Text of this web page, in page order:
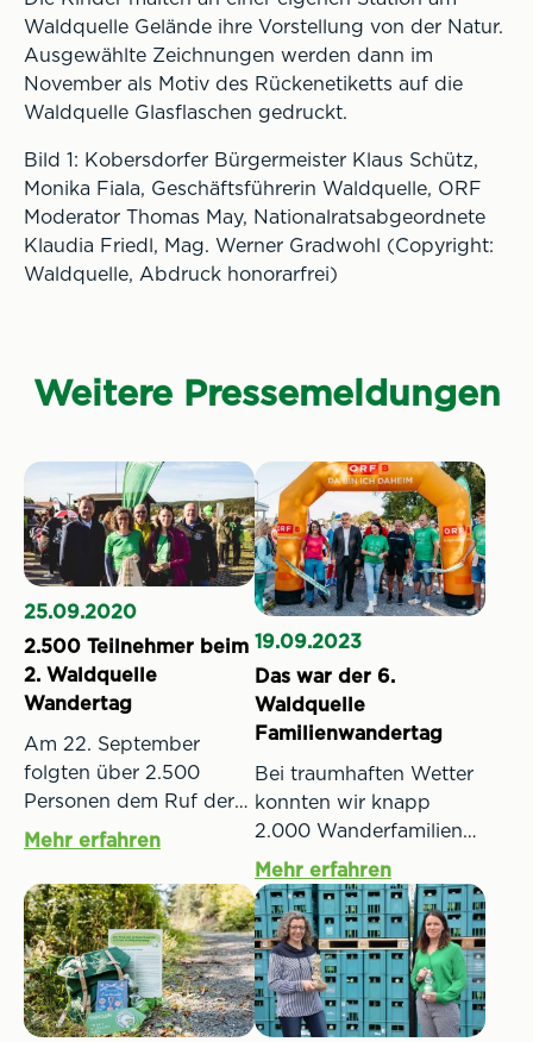
Waldquelle Gelände ihre Vorstellung von der Natur.
Ausgewählte Zeichnungen werden dann im
November als Motiv des Rückenetiketts auf die
Waldquelle Glasflaschen gedruckt.
Bild 1: Kobersdorfer Bürgermeister Klaus Schütz,
Monika Fiala, Geschäftsführerin Waldquelle, ORF
Moderator Thomas May, Nationalratsabgeordnete
Klaudia Friedl, Mag. Werner Gradwohl (Copyright:
Waldquelle, Abdruck honorarfrei)
Weitere Pressemeldungen
25.09.2020
2.500 Teilnehmer beim
2. Waldquelle
Wandertag
Am 22. September
folgten über 2.500
Personen dem Ruf der
Waldquelle nach
bei herbstlichem
Sonnenschein am 2.
Waldquelle
Familienwandertag teil.
Insgesamt wurden auf
den drei unterschiedlich
Mehr erfahren
19.09.2023
Das war der 6.
Waldquelle
Familienwandertag
Bei traumhaften Wetter
konnten wir knapp
2.000 Wanderfamilien
und Naturfans zum 6.
Waldquelle
Familienwandertag in
unserer Heimat
begrüßen. Am Sonntag,
den 17. September 2023
sind wir gemeinsam
Mehr erfahren